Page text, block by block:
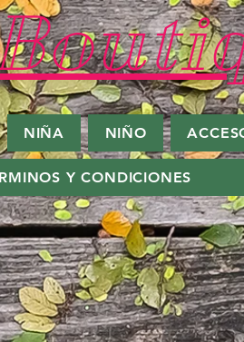
NIÑA NIÑO
Y CONDICIONES